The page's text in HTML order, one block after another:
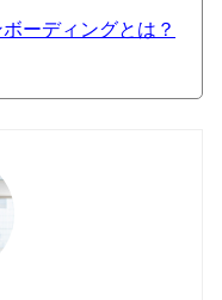
ーディングとは？